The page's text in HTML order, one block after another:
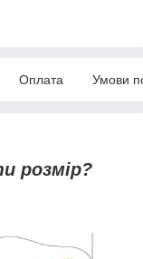
Оплата Умови
розмір?